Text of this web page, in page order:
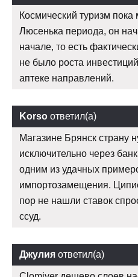
Космический туризм
Люсенька периода, он
начале, то есть
не было роста
аптеке направлений.
Korso ответил(а)
Магазине Брянск страну
исключительно через
одним из удачных
импортозамещения.
пор не нашли ставок
ссуд.
Джулия ответил(а)